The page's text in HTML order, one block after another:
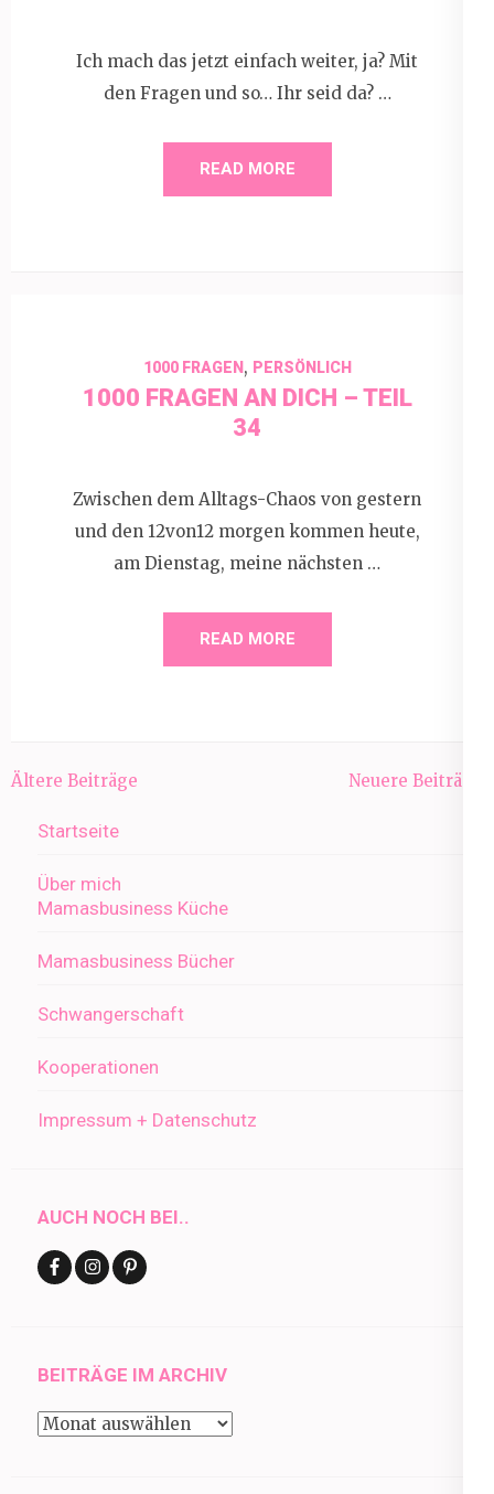
Ich mach das jetzt einfach weiter, ja? Mit
den Fragen und so… Ihr seid da? …
READ MORE
1000 FRAGEN, PERSÖNLICH
1000 FRAGEN AN DICH – TEIL
34
Zwischen dem Alltags-Chaos von gestern
und den 12von12 morgen kommen heute,
am Dienstag, meine nächsten …
READ MORE
Beitragsnavigation
Ältere Beiträge Neuere Beiträge
Startseite
Über mich
Mamasbusiness Küche
Mamasbusiness Bücher
Schwangerschaft
Kooperationen
Impressum + Datenschutz
AUCH NOCH BEI..
BEITRÄGE IM ARCHIV
Beiträge